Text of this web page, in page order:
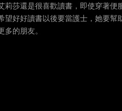
莉莎還是很喜歡讀書，即使穿著
望好好讀書以後要當護士，她要
多的朋友。